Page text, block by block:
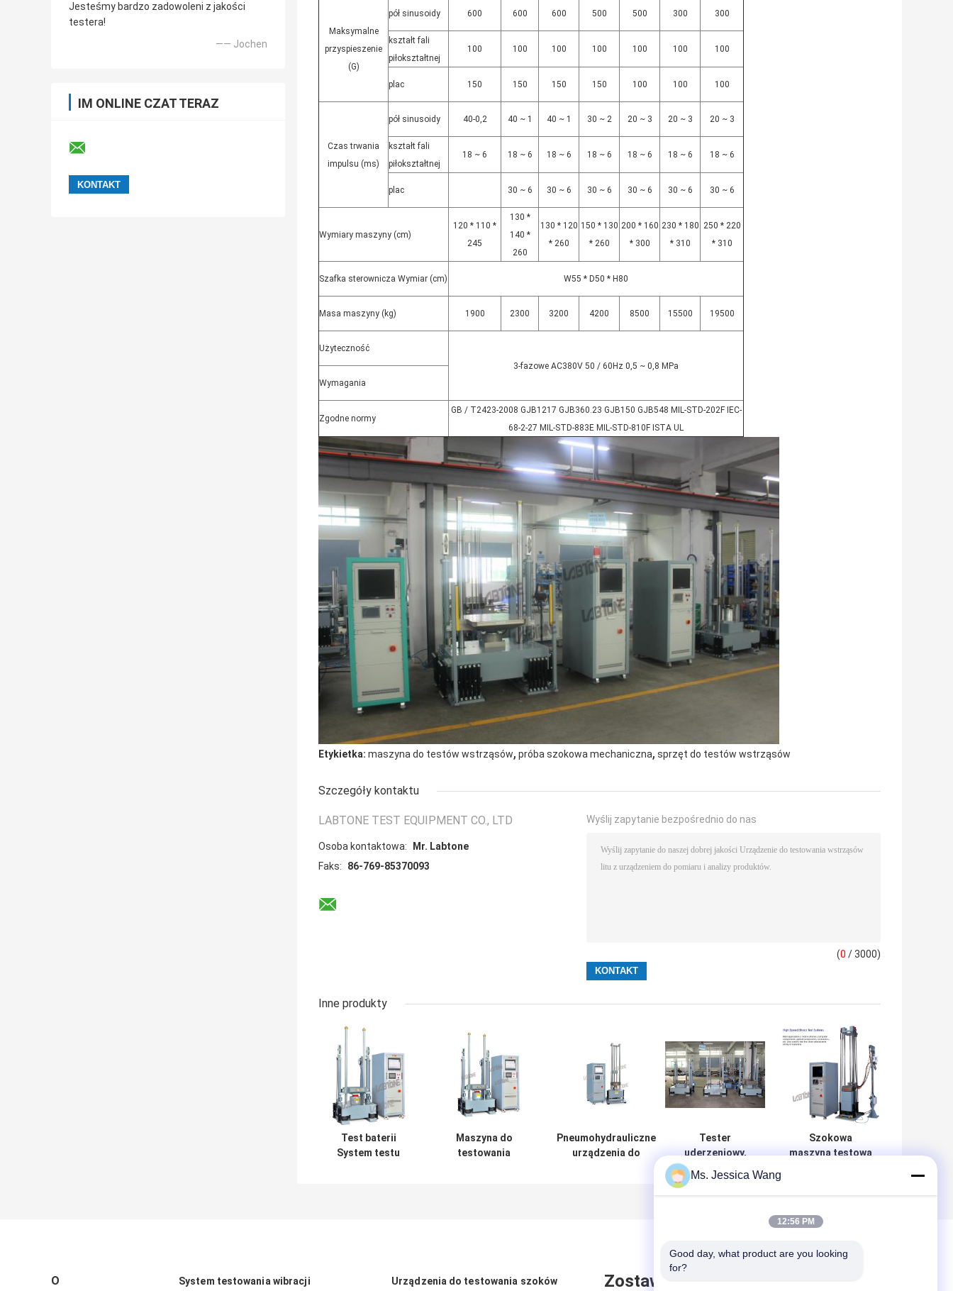
Jesteśmy bardzo zadowoleni z jakości
testera!
—— Jochen
IM ONLINE CZAT TERAZ
Maksymalne
przyspieszenie
(G)
pół sinusoidy 600 600 600 500 500 300 300
kształt fali
piłokształtnej
100 100 100 100 100 100 100
plac 150 150 150 150 100 100 100
Czas trwania
impulsu (ms)
pół sinusoidy 40-0,2 40 ~ 1 40 ~ 1 30 ~ 2 20 ~ 3 20 ~ 3 20 ~ 3
kształt fali
piłokształtnej
18 ~ 6 18 ~ 6 18 ~ 6 18 ~ 6 18 ~ 6 18 ~ 6 18 ~ 6
plac 30 ~ 6 30 ~ 6 30 ~ 6 30 ~ 6 30 ~ 6 30 ~ 6
Wymiary maszyny (cm)
120 * 110 *
245
130 *
140 *
260
130 * 120
* 260
150 * 130
* 260
200 * 160
* 300
230 * 180
* 310
250 * 220
* 310
Szafka sterownicza Wymiar (cm) W55 * D50 * H80
Masa maszyny (kg) 1900 2300 3200 4200 8500 15500 19500
Użyteczność
3-fazowe AC380V 50 / 60Hz 0,5 ~ 0,8 MPa
Wymagania
Zgodne normy
GB / T2423-2008 GJB1217 GJB360.23 GJB150 GJB548 MIL-STD-202F IEC-
68-2-27 MIL-STD-883E MIL-STD-810F ISTA UL
Etykietka: maszyna do testów wstrząsów, próba szokowa mechaniczna, sprzęt do testów wstrząsów
Szczegóły kontaktu
LABTONE TEST EQUIPMENT CO., LTD
Osoba kontaktowa:
Mr. Labtone
Faks:
86-769-85370093
Wyślij zapytanie bezpośrednio do nas
(0 / 3000)
Inne produkty
Test baterii
System testu
Maszyna do
testowania
Pneumohydrauliczne
urządzenia do
Tester
uderzeniowy,
system testu
uderzeniowego
akumulatora i
Szokowa
maszyna testowa
amortyzatora
Wykonaj pół
sinusa 10000G
O System testowania wibracji Urządzenia do testowania szoków Zostaw wiadomość
Ms. Jessica Wang
12:56 PM
Good day, what product are you looking
for?